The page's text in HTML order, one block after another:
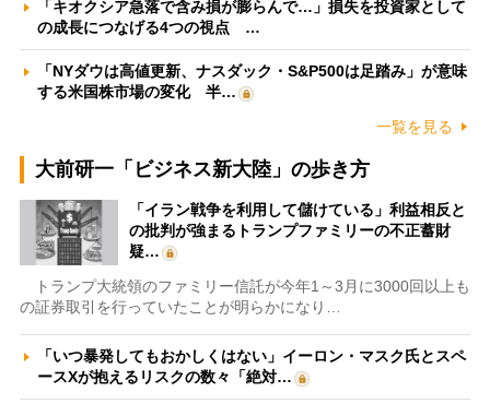
「キオクシア急落で含み損が膨らんで…」損失を投資家として
の成長につなげる4つの視点 …
「NYダウは高値更新、ナスダック・S&P500は足踏み」が意味
する米国株市場の変化 半…
一覧を見る
大前研一「ビジネス新大陸」の歩き方
「イラン戦争を利用して儲けている」利益相反と
の批判が強まるトランプファミリーの不正蓄財
疑…
トランプ大統領のファミリー信託が今年1～3月に3000回以上も
の証券取引を行っていたことが明らかになり…
「いつ暴発してもおかしくはない」イーロン・マスク氏とスペ
ースXが抱えるリスクの数々「絶対…